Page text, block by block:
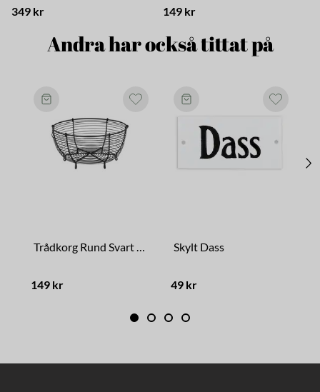
349 kr 149 kr
Andra har också tittat på
Trådkorg Rund Svart Liten
149 kr
Skylt Dass
49 kr